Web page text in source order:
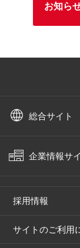
ぶろぐ・で・
あさひブラン
【提携店受取
お知ら
総合サイト
企業情報サ
採用情報
サイトのご利用